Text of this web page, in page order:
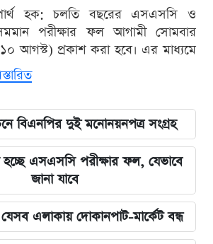
হক: চলতি বছরের এসএসসি ও
পরীক্ষার ফল আগামী সোমবার
আগস্ট) প্রকাশ করা হবে। এর মাধ্যমে
বিএনপির দুই মনোনয়নপত্র সংগ্রহ
এসএসসি পরীক্ষার ফল, যেভাবে
জানা যাবে
এলাকায় দোকানপাট-মার্কেট বন্ধ